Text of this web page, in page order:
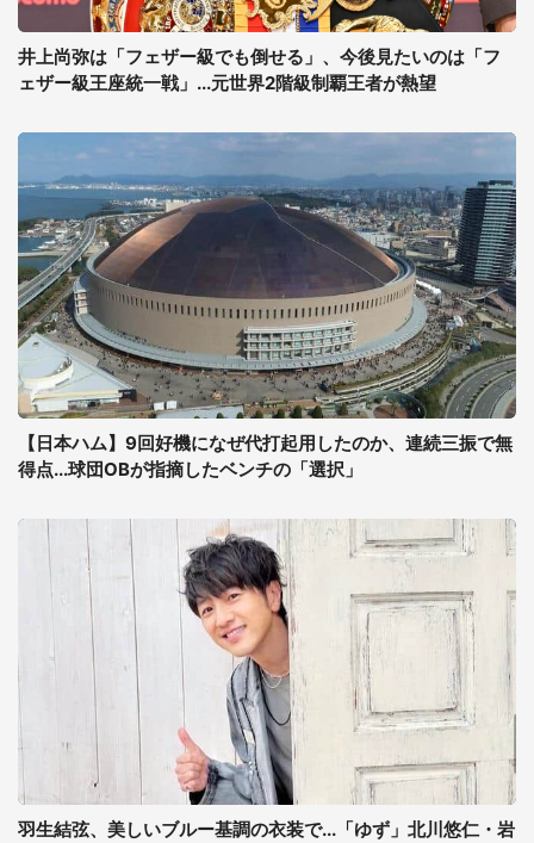
井上尚弥は「フェザー級でも倒せる」、今後見たいのは「フ
ェザー級王座統一戦」...元世界2階級制覇王者が熱望
【日本ハム】9回好機になぜ代打起用したのか、連続三振で無
得点...球団OBが指摘したベンチの「選択」
羽生結弦、美しいブルー基調の衣装で...「ゆず」北川悠仁・岩